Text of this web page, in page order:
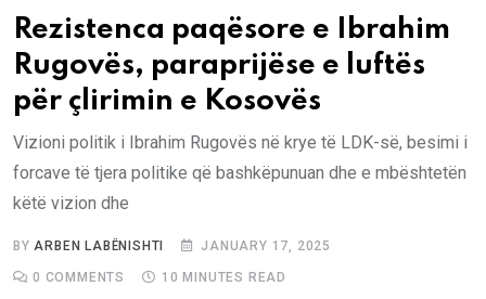
Rezistenca paqësore e Ibrahim
Rugovës, paraprijëse e luftës
për çlirimin e Kosovës
Vizioni politik i Ibrahim Rugovës në krye të LDK-së, besimi i
forcave të tjera politike që bashkëpunuan dhe e mbështetën
këtë vizion dhe
BYARBEN LABËNISHTI JANUARY 17, 2025
0 COMMENTS 10 MINUTES READ